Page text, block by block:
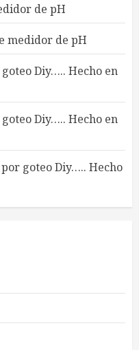
de pH
medidor de pH
Diy….. Hecho en
Diy….. Hecho en
goteo Diy….. Hecho